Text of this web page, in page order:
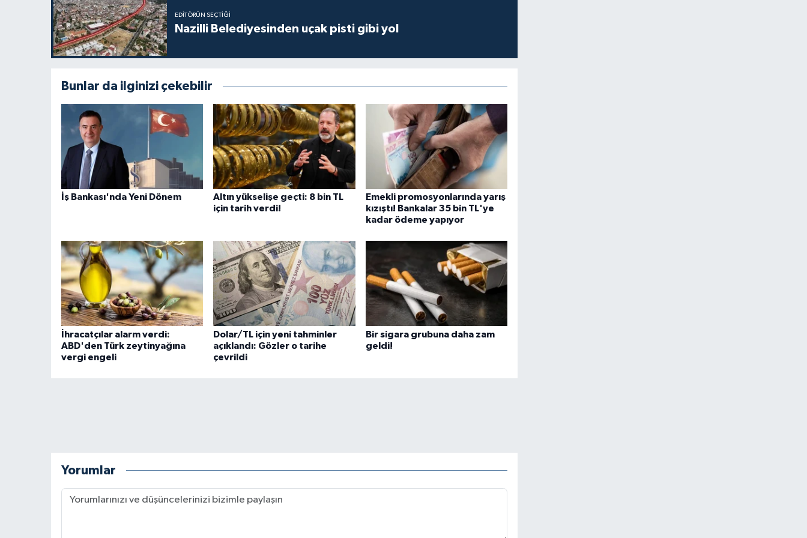
EDITÖRÜN SEÇTIĞI
Nazilli Belediyesinden uçak pisti gibi yol
Bunlar da ilginizi çekebilir
İş Bankası'nda Yeni Dönem
Altın yükselişe geçti: 8 bin TL
için tarih verdi!
Emekli promosyonlarında yarış
kızıştı! Bankalar 35 bin TL'ye
kadar ödeme yapıyor
İhracatçılar alarm verdi:
ABD'den Türk zeytinyağına
vergi engeli
Dolar/TL için yeni tahminler
açıklandı: Gözler o tarihe
çevrildi
Bir sigara grubuna daha zam
geldi!
Yorumlar